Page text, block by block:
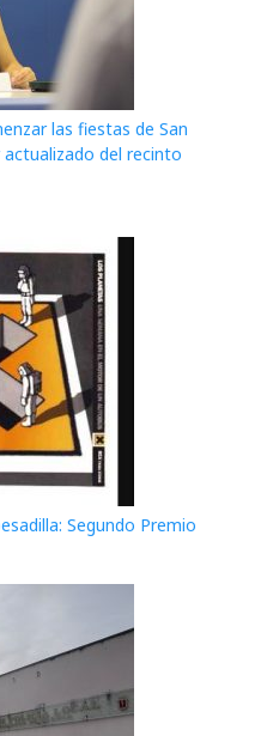
las fiestas de San
actualizado del recinto
Segundo Premio